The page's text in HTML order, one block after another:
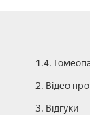
1.4.
2. Відео
3. Відгуки